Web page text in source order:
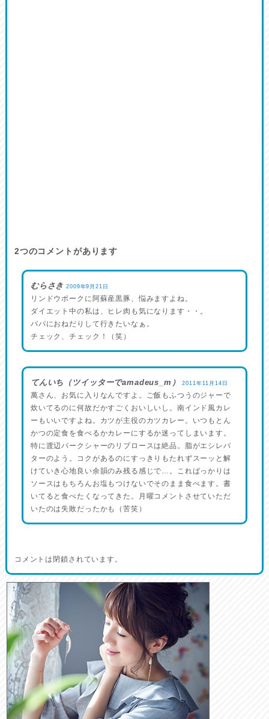
2つのコメントがあります
むらさき 2009年9月21日
リンドウポークに阿蘇産黒豚、悩みますよね。
ダイエット中の私は、ヒレ肉も気になります・・。
パパにおねだりして行きたいなぁ。
チェック、チェック！（笑）
てんいち（ツイッターでamadeus_m） 2011年11月14日
萬さん、お気に入りなんですよ。ご飯もふつうのジャーで
炊いてるのに何故だかすごくおいしいし。南インド風カレ
ーもいいですよね。カツが主役のカツカレー。いつもとん
かつの定食を食べるかカレーにするか迷ってしまいます。
特に渡辺バークシャーのリブロースは絶品。脂がエシレバ
ターのよう。コクがあるのにすっきりもたれずスーッと解
けていき心地良い余韻のみ残る感じで…。こればっかりは
ソースはもちろんお塩もつけないでそのまま食べます。書
いてると食べたくなってきた。月曜コメントさせていただ
いたのは失敗だったかも（苦笑）
コメントは閉鎖されています。